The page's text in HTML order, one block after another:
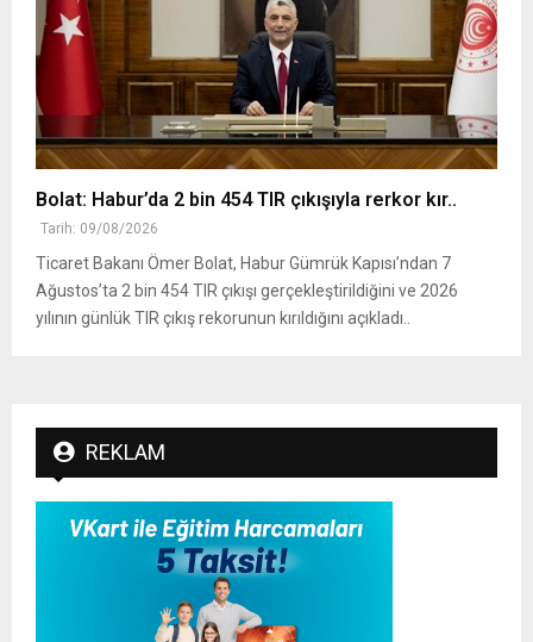
Bolat: Habur’da 2 bin 454 TIR çıkışıyla rerkor kır..
Tarih: 09/08/2026
Ticaret Bakanı Ömer Bolat, Habur Gümrük Kapısı’ndan 7
Ağustos’ta 2 bin 454 TIR çıkışı gerçekleştirildiğini ve 2026
yılının günlük TIR çıkış rekorunun kırıldığını açıkladı..
REKLAM